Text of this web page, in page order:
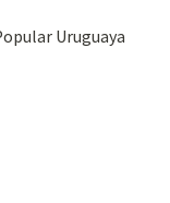
Uruguaya